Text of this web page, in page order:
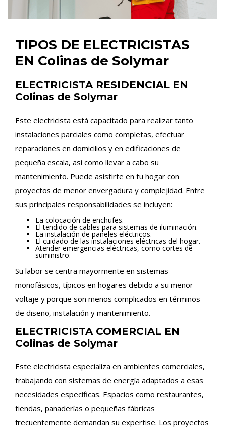
TIPOS DE ELECTRICISTAS
EN Colinas de Solymar
ELECTRICISTA RESIDENCIAL EN
Colinas de Solymar
Este electricista está capacitado para realizar tanto
instalaciones parciales como completas, efectuar
reparaciones en domicilios y en edificaciones de
pequeña escala, así como llevar a cabo su
mantenimiento. Puede asistirte en tu hogar con
proyectos de menor envergadura y complejidad. Entre
sus principales responsabilidades se incluyen:
La colocación de enchufes.
El tendido de cables para sistemas de iluminación.
La instalación de paneles eléctricos.
El cuidado de las instalaciones eléctricas del hogar.
Atender emergencias eléctricas, como cortes de
suministro.
Su labor se centra mayormente en sistemas
monofásicos, típicos en hogares debido a su menor
voltaje y porque son menos complicados en términos
de diseño, instalación y mantenimiento.
ELECTRICISTA COMERCIAL EN
Colinas de Solymar
Este electricista especializa en ambientes comerciales,
trabajando con sistemas de energía adaptados a esas
necesidades específicas. Espacios como restaurantes,
tiendas, panaderías o pequeñas fábricas
frecuentemente demandan su expertise. Los proyectos